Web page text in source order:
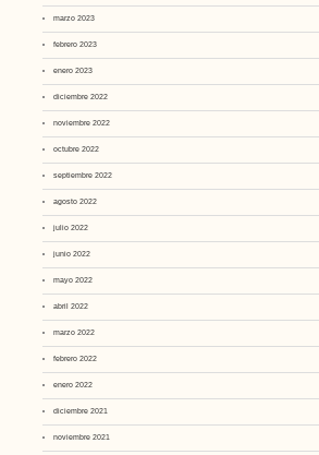
marzo 2023
febrero 2023
enero 2023
diciembre 2022
noviembre 2022
octubre 2022
septiembre 2022
agosto 2022
julio 2022
junio 2022
mayo 2022
abril 2022
marzo 2022
febrero 2022
enero 2022
diciembre 2021
noviembre 2021